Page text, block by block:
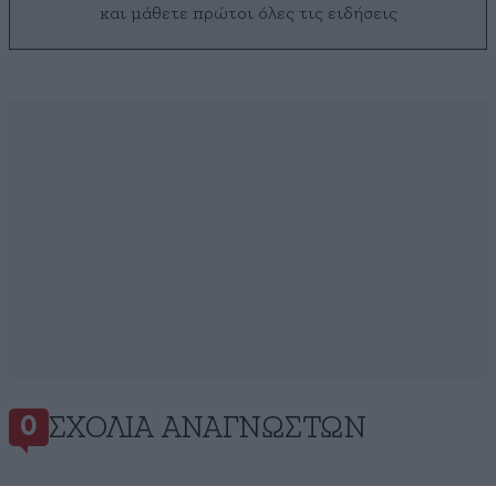
και μάθετε πρώτοι όλες τις ειδήσεις
0 ΣΧΌΛΙΑ ΑΝΑΓΝΩΣΤΏΝ